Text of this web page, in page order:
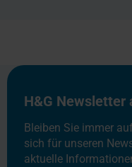
H&G Newsletter
Bleiben Sie immer
sich für unseren
aktuelle